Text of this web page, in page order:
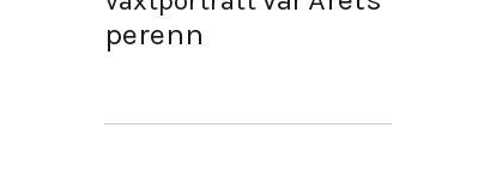
perenn